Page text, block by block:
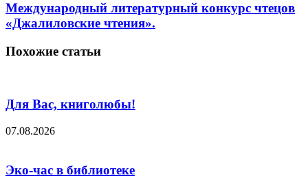
Международный литературный конкурс чтецов
«Джалиловские чтения».
Похожие статьи
Для Вас, книголюбы!
07.08.2026
Эко-час в библиотеке